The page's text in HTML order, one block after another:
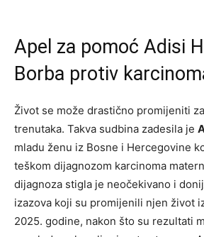
Apel za pomoć Adisi
Borba protiv
Život se može drastično promijeniti
trenutaka. Takva sudbina zadesila je
mladu ženu iz Bosne i Hercegovine
teškom dijagnozom karcinoma
dijagnoza stigla je neočekivano i
izazova koji su promijenili njen život
2025. godine, nakon što su rezultati